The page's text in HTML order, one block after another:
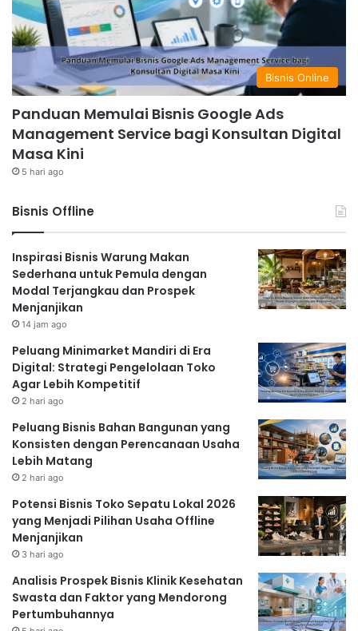
Bisnis Online
Panduan Memulai Bisnis Google Ads
Management Service bagi Konsultan Digital
Masa Kini
5 hari ago
Bisnis Offline
Inspirasi Bisnis Warung Makan
Sederhana untuk Pemula dengan
Modal Terjangkau dan Prospek
Menjanjikan
14 jam ago
Peluang Minimarket Mandiri di Era
Digital: Strategi Pengelolaan Toko
Agar Lebih Kompetitif
2 hari ago
Peluang Bisnis Bahan Bangunan yang
Konsisten dengan Perencanaan Usaha
Lebih Matang
2 hari ago
Potensi Bisnis Toko Sepatu Lokal 2026
yang Menjadi Pilihan Usaha Offline
Menjanjikan
3 hari ago
Analisis Prospek Bisnis Klinik Kesehatan
Swasta dan Faktor yang Mendorong
Pertumbuhannya